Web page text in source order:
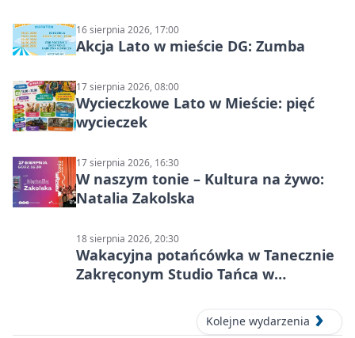
16 sierpnia 2026, 17:00
Akcja Lato w mieście DG: Zumba
17 sierpnia 2026, 08:00
Wycieczkowe Lato w Mieście: pięć
wycieczek
17 sierpnia 2026, 16:30
W naszym tonie – Kultura na żywo:
Natalia Zakolska
18 sierpnia 2026, 20:30
Wakacyjna potańcówka w Tanecznie
Zakręconym Studio Tańca w
Kolejne wydarzenia